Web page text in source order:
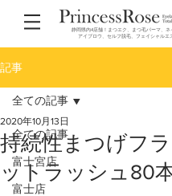
静岡県内4店舗！まつエク、まつ毛パーマ、ネ
アイブロウ、セルフ脱毛、フェイシャルエ
記事
全ての記事
富士宮店
富士店
全ての記事
持続性まつげフ
ットラッシュ80
2020年10月13日